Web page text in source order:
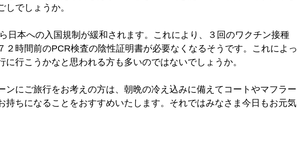
しでしょうか。
日本への入国規制が緩和されます。これにより、３回のワクチン接種
２時間前のPCR検査の陰性証明書が必要なくなるそうです。これによっ
に行こうかなと思われる方も多いのではないでしょうか。
ンにご旅行をお考えの方は、朝晩の冷え込みに備えてコートやマフラー
持ちになることをおすすめいたします。それではみなさま今日もお元気